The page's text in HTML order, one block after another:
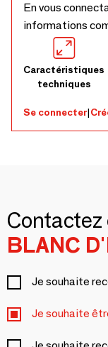
En vous
informations
Caractéristiques
techniques
Se connecter|
BLANC
Je souhaite
Je souhaite